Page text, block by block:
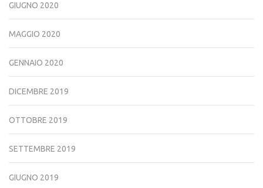
GIUGNO 2020
MAGGIO 2020
GENNAIO 2020
DICEMBRE 2019
OTTOBRE 2019
SETTEMBRE 2019
GIUGNO 2019